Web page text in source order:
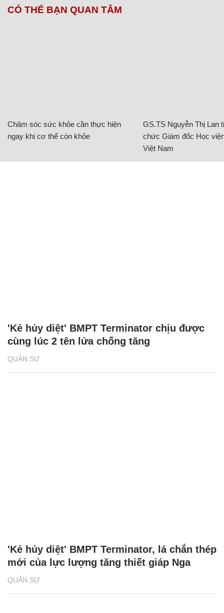
CÓ THỂ BẠN QUAN TÂM
Chăm sóc sức khỏe cần thực hiện
ngay khi cơ thể còn khỏe
GS.TS Nguyễn Thị Lan
chức Giám đốc Học
Việt Nam
QUÂN SỰ
'Kẻ hủy diệt' BMPT Terminator chịu được
cùng lúc 2 tên lửa chống tăng
QUÂN SỰ
'Kẻ hủy diệt' BMPT Terminator, lá chắn thép
mới của lực lượng tăng thiết giáp Nga